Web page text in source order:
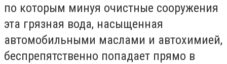
по которым минуя очистные сооружения
эта грязная вода, насыщенная
автомобильными маслами и автохимией,
беспрепятственно попадает прямо в